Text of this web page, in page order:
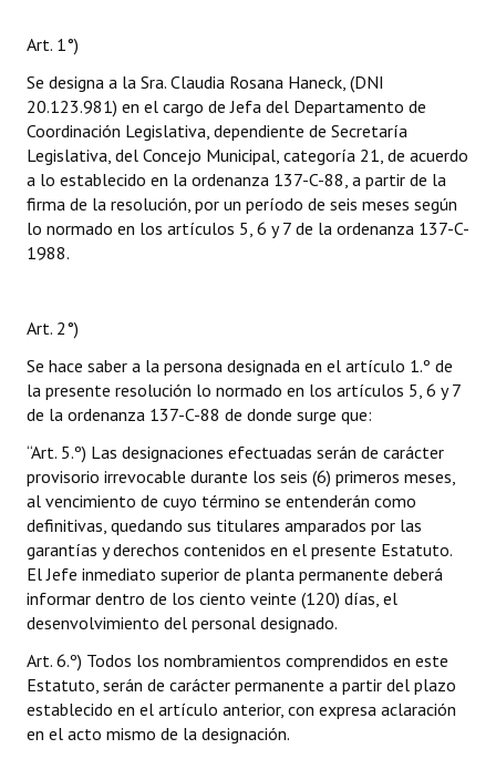
Art. 1°)
Se designa a la Sra. Claudia Rosana Haneck, (DNI
20.123.981) en el cargo de Jefa del Departamento de
Coordinación Legislativa, dependiente de Secretaría
Legislativa, del Concejo Municipal, categoría 21, de acuerdo
a lo establecido en la ordenanza 137-C-88, a partir de la
firma de la resolución, por un período de seis meses según
lo normado en los artículos 5, 6 y 7 de la ordenanza 137-C-
1988.
Art. 2°)
Se hace saber a la persona designada en el artículo 1.º de
la presente resolución lo normado en los artículos 5, 6 y 7
de la ordenanza 137-C-88 de donde surge que:
“Art. 5.º) Las designaciones efectuadas serán de carácter
provisorio irrevocable durante los seis (6) primeros meses,
al vencimiento de cuyo término se entenderán como
definitivas, quedando sus titulares amparados por las
garantías y derechos contenidos en el presente Estatuto.
El Jefe inmediato superior de planta permanente deberá
informar dentro de los ciento veinte (120) días, el
desenvolvimiento del personal designado.
Art. 6.º) Todos los nombramientos comprendidos en este
Estatuto, serán de carácter permanente a partir del plazo
establecido en el artículo anterior, con expresa aclaración
en el acto mismo de la designación.